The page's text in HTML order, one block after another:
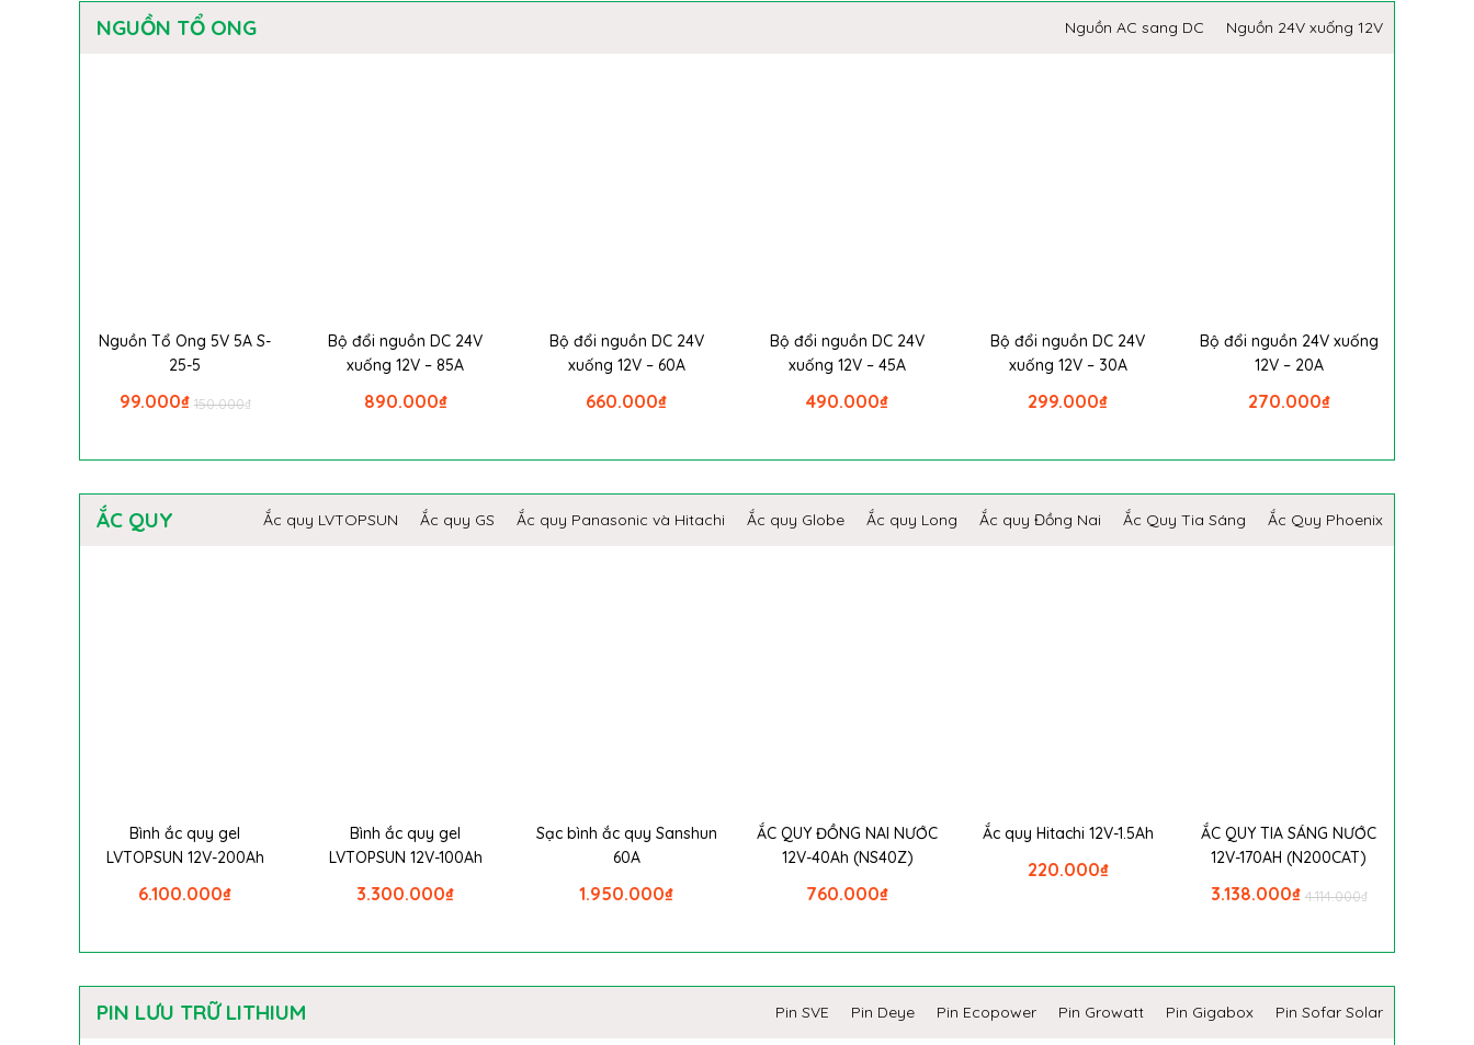
NGUỒN TỔ ONG Nguồn AC sang DC Nguồn 24V xuống 12V
Nguồn Tổ Ong 5V 5A S-
25-5
₫
150.000
₫
99.000
Bộ đổi nguồn DC 24V
xuống 12V – 85A
₫
890.000
Bộ đổi nguồn DC 24V
xuống 12V – 60A
₫
660.000
Bộ đổi nguồn DC 24V
xuống 12V – 45A
₫
490.000
Bộ đổi nguồn DC 24V
xuống 12V – 30A
₫
299.000
Bộ đổi nguồn 24V xuống
12V – 20A
₫
270.000
ẮC QUY Ắc quy LVTOPSUN Ắc quy GS Ắc quy Panasonic và Hitachi Ắc quy Globe Ắc quy Long Ắc quy Đồng Nai Ắc Quy Tia Sáng Ắc Quy Phoenix
Bình ắc quy gel
LVTOPSUN 12V-200Ah
₫
6.100.000
Bình ắc quy gel
LVTOPSUN 12V-100Ah
₫
3.300.000
Sạc bình ắc quy Sanshun
60A
₫
1.950.000
ẮC QUY ĐỒNG NAI NƯỚC
12V-40Ah (NS40Z)
₫
760.000
Ắc quy Hitachi 12V-1.5Ah
₫
220.000
ẮC QUY TIA SÁNG NƯỚC
12V-170AH (N200CAT)
₫
4.114.000
₫
3.138.000
PIN LƯU TRỮ LITHIUM Pin SVE Pin Deye Pin Ecopower Pin Growatt Pin Gigabox Pin Sofar Solar